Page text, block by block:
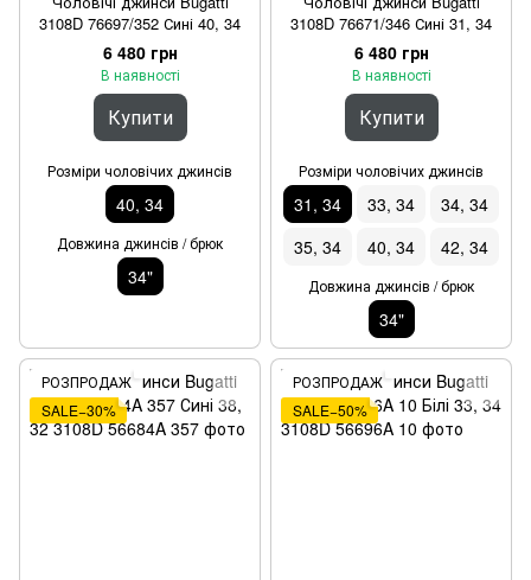
3108D 76697/352 Сині 40, 34
6 480 грн
В наявності
Купити
Розміри чоловічих джинсів
40, 34
Довжина джинсів / брюк
34"
3108D 76671/346 Сині 31, 34
6 480 грн
В наявності
Купити
Розміри чоловічих джинсів
31, 34 33, 34
34, 34
35, 34
40, 34 42, 34
Довжина джинсів / брюк
34"
РОЗПРОДАЖ
SALE−30%
РОЗПРОДАЖ
SALE−50%